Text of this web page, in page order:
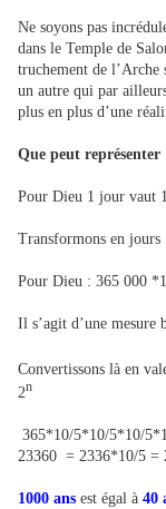
Ne soyons pas
dans le Temple de
truchement de l’Arche
un autre qui par
plus en plus d’une
Que peut représenter
Pour Dieu 1 jour vaut
Transformons en
Pour Dieu : 365 000
Il s’agit d’une mesure
Convertissons là en
2n
365*10/5*10/5*10/
23360 = 2336*10/5 =
1000 ans est égal à 40